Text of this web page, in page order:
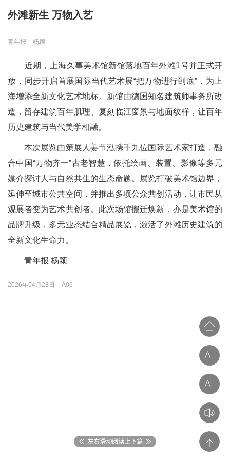
外滩新生 万物入艺
青年报 杨颖
近期，上海久事美术馆新馆落地百年外滩1号并正式开
放，同步开启首展国际当代艺术展“把万物进行到底”，为上
海增添全新文化艺术地标。新馆由德国知名建筑师事务所改
造，留存建筑百年肌理、复刻临江窗景与地面纹样，让百年
历史建筑与当代美学相融。
本次展览由策展人姜节泓携手九位国际艺术家打造，融
合中国“万物齐一”古老智慧，依托绘画、装置、影像等多元
媒介探讨人与自然共生的生态命题。展览打破美术馆边界，
延伸至城市公共空间，并推出多项公众共创活动，让市民从
观展者变为艺术共创者。此次场馆搬迁焕新，亦是美术馆的
品牌升级，多元业态结合精品展览，激活了外滩历史建筑的
全新文化生命力。
青年报 杨颖
2026年04月28日 A06